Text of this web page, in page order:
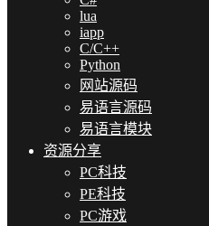
lua
iapp
C/C++
Python
网站源码
易语言源码
易语言模块
资源分享
PC科技
PE科技
PC游戏